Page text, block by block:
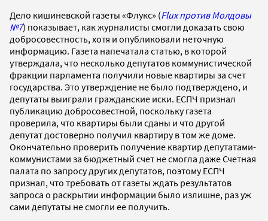
Дело кишиневской газеты «Флукс» (Fluxпротив Молдовы
№7) показывает, как журналисты смогли доказать свою
добросовестность, хотя и опубликовали неточную
информацию. Газета напечатала статью, в которой
утверждала, что несколько депутатов коммунистической
фракции парламента получили новые квартиры за счет
государства. Это утверждение не было подтверждено, и
депутаты выиграли гражданские иски. ЕСПЧ признал
публикацию добросовестной, поскольку газета
проверила, что квартиры были сданы и что другой
депутат достоверно получил квартиру в том же доме.
Окончательно проверить получение квартир депутатами-
коммунистами за бюджетный счет не смогла даже Счетная
палата по запросу других депутатов, поэтому ЕСПЧ
признал, что требовать от газеты ждать результатов
запроса о раскрытии информации было излишне, раз уж
сами депутаты не смогли ее получить.